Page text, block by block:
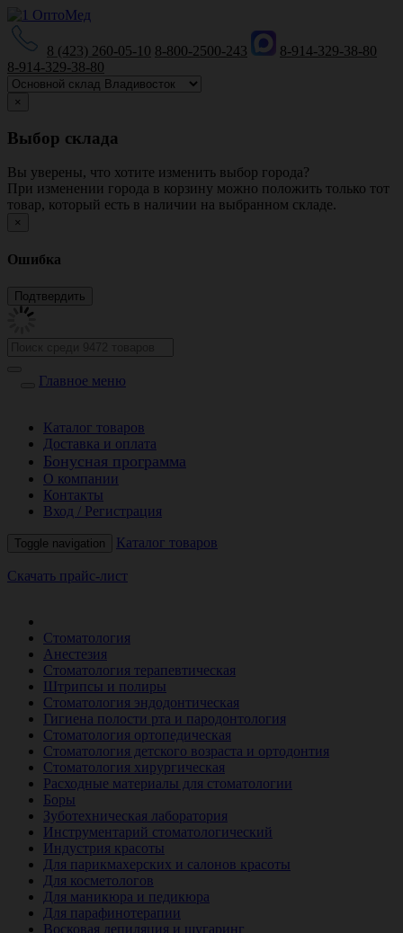
8 (423) 260-05-10 8-800-2500-243
8-914-329-38-80
8-914-329-38-80
×
Выбор склада
Вы уверены, что хотите изменить выбор города?
При изменении города в корзину можно положить только тот
товар, который есть в наличии на выбранном складе.
×
Ошибка
Главное меню
Каталог товаров
Доставка и оплата
Бонусная программа
О компании
Контакты
Вход / Регистрация
Toggle navigation Каталог товаров
Скачать прайс-лист
Стоматология
Анестезия
Стоматология терапевтическая
Штрипсы и полиры
Стоматология эндодонтическая
Гигиена полости рта и пародонтология
Стоматология ортопедическая
Стоматология детского возраста и ортодонтия
Стоматология хирургическая
Расходные материалы для стоматологии
Боры
Зуботехническая лаборатория
Инструментарий стоматологический
Индустрия красоты
Для парикмахерских и салонов красоты
Для косметологов
Для маникюра и педикюра
Для парафинотерапии
Восковая депиляция и шугаринг